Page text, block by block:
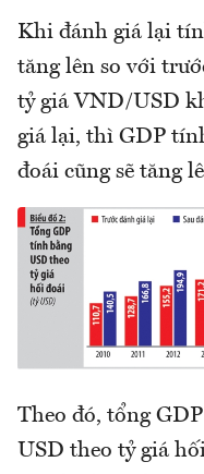
Khi đánh giá lại
tăng lên so với
tỷ giá VND/USD
giá lại, thì GDP
đoái cũng sẽ tăng
Theo đó, tổng
USD theo tỷ giá